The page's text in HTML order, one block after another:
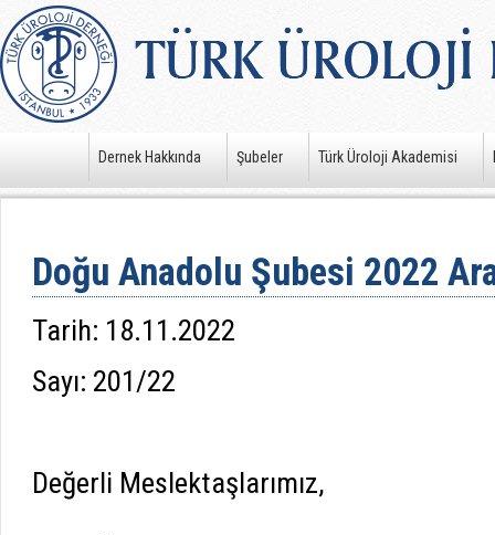
Dernek Hakkında Şubeler Türk Üroloji Akademisi
Doğu Anadolu Şubesi 2022
Tarih: 18.11.2022
Sayı: 201/22
Değerli Meslektaşlarımız,